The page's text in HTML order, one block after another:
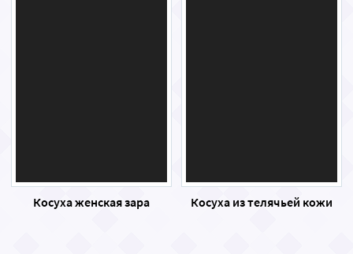
Косуха женская зара Косуха из телячьей кожи